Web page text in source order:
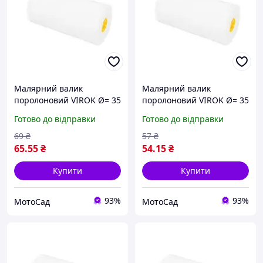
Малярний валик
поролоновий VIROK Ø= 35
ручка Ø= 6 мм, набір 3 шт
(19V805)
Готово до відправки
65.55₴
69 ₴
Купити
МотоСад 93%
Малярний валик
поролоновий VIROK Ø= 35
ручка Ø= 6 мм, набір 2 шт
(19V806)
Готово до відправки
54.15₴
57 ₴
Купити
МотоСад 93%